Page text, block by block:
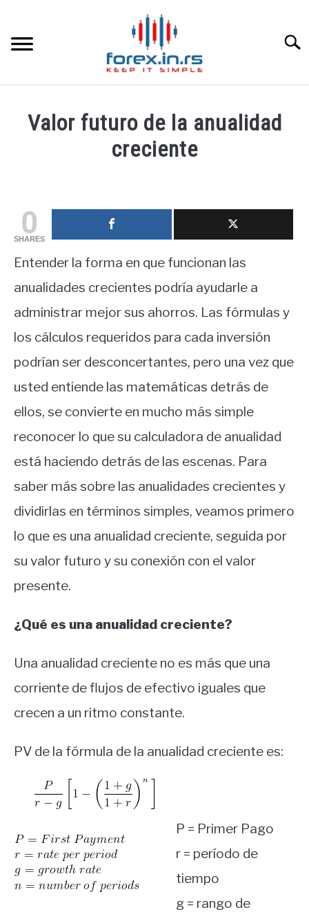
content
LA INVERSIÓN
PAMM
Valor futuro de la anualidad
creciente
in
financiera
0
SHARES
Entender la forma en que funcionan las
anualidades crecientes podría ayudarle a
administrar mejor sus ahorros. Las fórmulas y
los cálculos requeridos para cada inversión
podrían ser desconcertantes, pero una vez que
usted entiende las matemáticas detrás de
ellos, se convierte en mucho más simple
reconocer lo que su calculadora de anualidad
está haciendo detrás de las escenas. Para
saber más sobre las anualidades crecientes y
dividirlas en términos simples, veamos primero
lo que es una anualidad creciente, seguida por
su valor futuro y su conexión con el valor
presente.
¿Qué es una anualidad creciente?
Una anualidad creciente no es más que una
corriente de flujos de efectivo iguales que
crecen a un ritmo constante.
PV de la fórmula de la anualidad creciente es:
P = Primer Pago
r = período de
tiempo
g = rango de